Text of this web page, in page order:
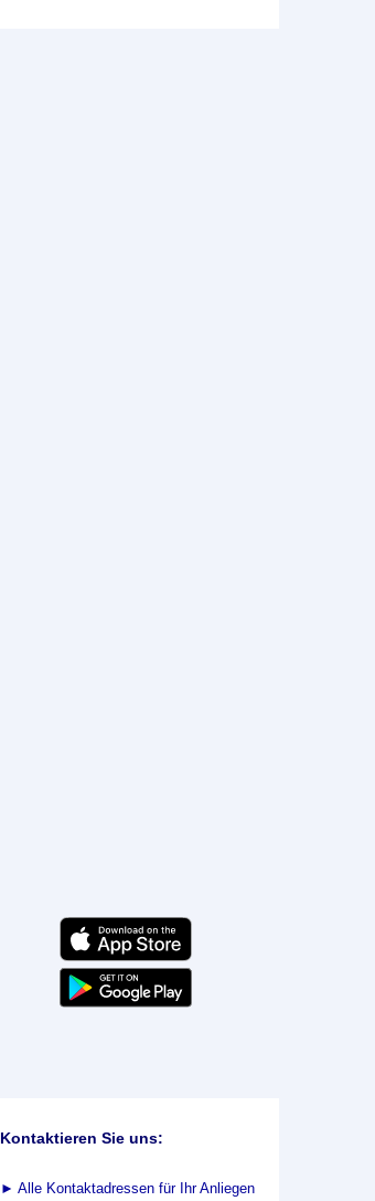
Kontaktieren Sie uns:
► Alle Kontaktadressen für Ihr Anliegen